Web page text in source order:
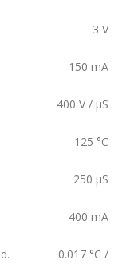
3 V
150 mA
400 V / µS
125 °C
250 µS
400 mA
0.017 °C /